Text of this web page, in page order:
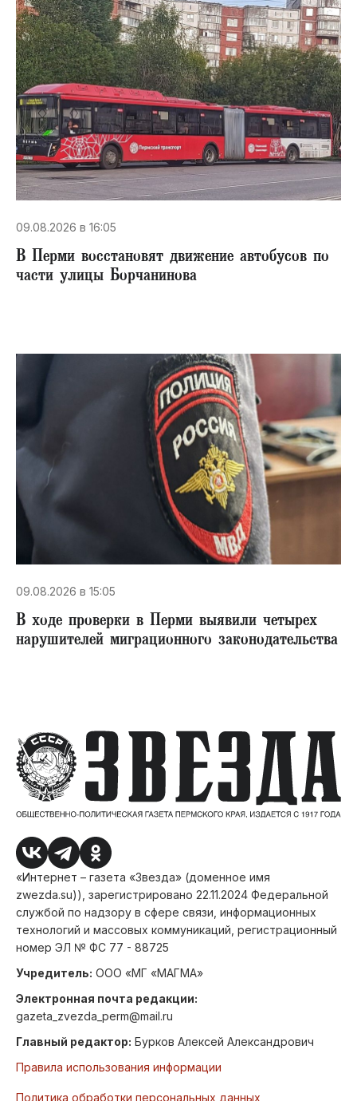
09.08.2026 в 16:05
В Перми восстановят движение автобусов по
части улицы Борчанинова
09.08.2026 в 15:05
В ходе проверки в Перми выявили четырех
нарушителей миграционного законодательства
«Интернет – газета «Звезда» (доменное имя
zwezda.su)), зарегистрировано 22.11.2024 Федеральной
службой по надзору в сфере связи, информационных
технологий и массовых коммуникаций, регистрационный
номер ЭЛ № ФС 77 - 88725
Учредитель: ООО «МГ «МАГМА»
Электронная почта редакции:
gazeta_zvezda_perm@mail.ru
Главный редактор: Бурков Алексей Александрович
Правила использования информации
Политика обработки персональных данных